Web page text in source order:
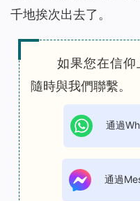
千地挨次出去了。
如果您在信
隨時與我們聯繫。
通過
通過